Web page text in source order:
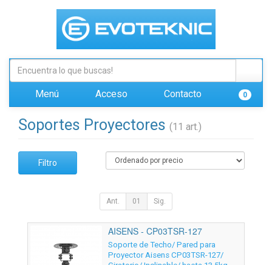
Menú Acceso Contacto 0
Soportes Proyectores (11 art.)
Filtro
Ant. 01 Sig.
AISENS - CP03TSR-127
Soporte de Techo/ Pared para
Proyector Aisens CP03TSR-127/